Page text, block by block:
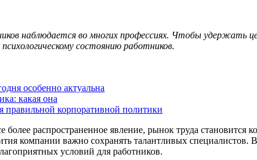
наблюдается во многих профессиях. Чтобы удержать
состоянию работников.
особенно актуальна
какая она
корпоративной политики
распространенное явление, рынок труда становится
компании важно сохранять талантливых
условий для работников.